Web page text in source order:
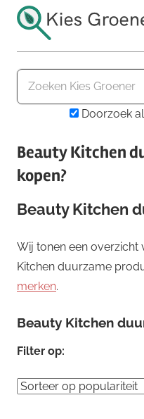
naar
inhoudKies
GroenerDoorzoek
Beauty Kitchen
kopen?
Beauty Kitchen
Wij tonen een overzicht
Kitchen duurzame
merken.
Beauty Kitchen
Filter op: